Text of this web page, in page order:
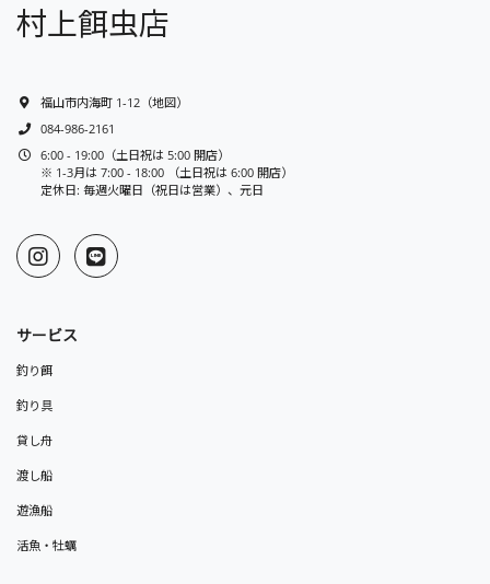
村上餌虫店
福山市内海町 1-12 （地図）
084-986-2161
6:00 - 19:00（土日祝は 5:00 開店）
※ 1-3月は 7:00 - 18:00 （土日祝は 6:00 開店）
定休日: 毎週火曜日（祝日は営業）、元日
サービス
釣り餌
釣り具
貸し舟
渡し船
遊漁船
活魚・牡蠣